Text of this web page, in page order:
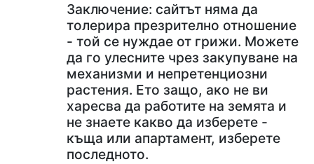
Заключение: сайтът няма да
толерира презрително отношение
- той се нуждае от грижи. Можете
да го улесните чрез закупуване на
механизми и непретенциозни
растения. Ето защо, ако не ви
харесва да работите на земята и
не знаете какво да изберете -
къща или апартамент, изберете
последното.